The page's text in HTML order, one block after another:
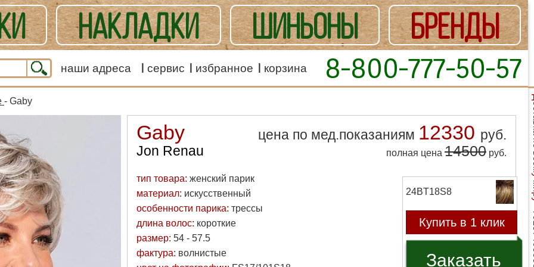
НАКЛАДКИ ШИНЬОНЫ БРЕНДЫ
наши адреса сервис избранное корзина 8-800-777-50-57
- Gaby
Gaby
Jon Renau
цена по мед.показаниям 12330 руб.
полная цена 14500 руб.
тип товара: женский парик
материал: искусственный
особенности парика: трессы
длина волос: короткие
размер: 54 - 57.5
фактура: волнистые
24BT18S8
Купить в 1 клик
Заказать